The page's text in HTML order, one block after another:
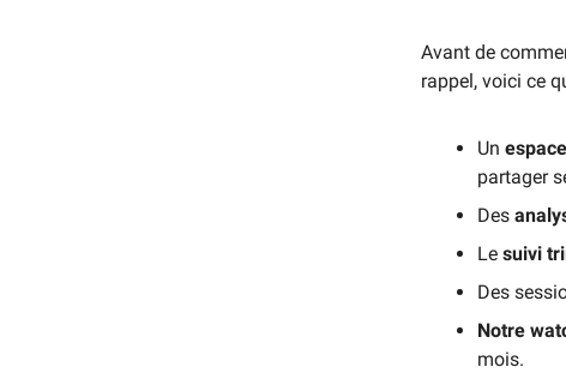
Avant de
rappel, voici ce
Un
partager
Des
Le suivi
Des
Notre
mois.